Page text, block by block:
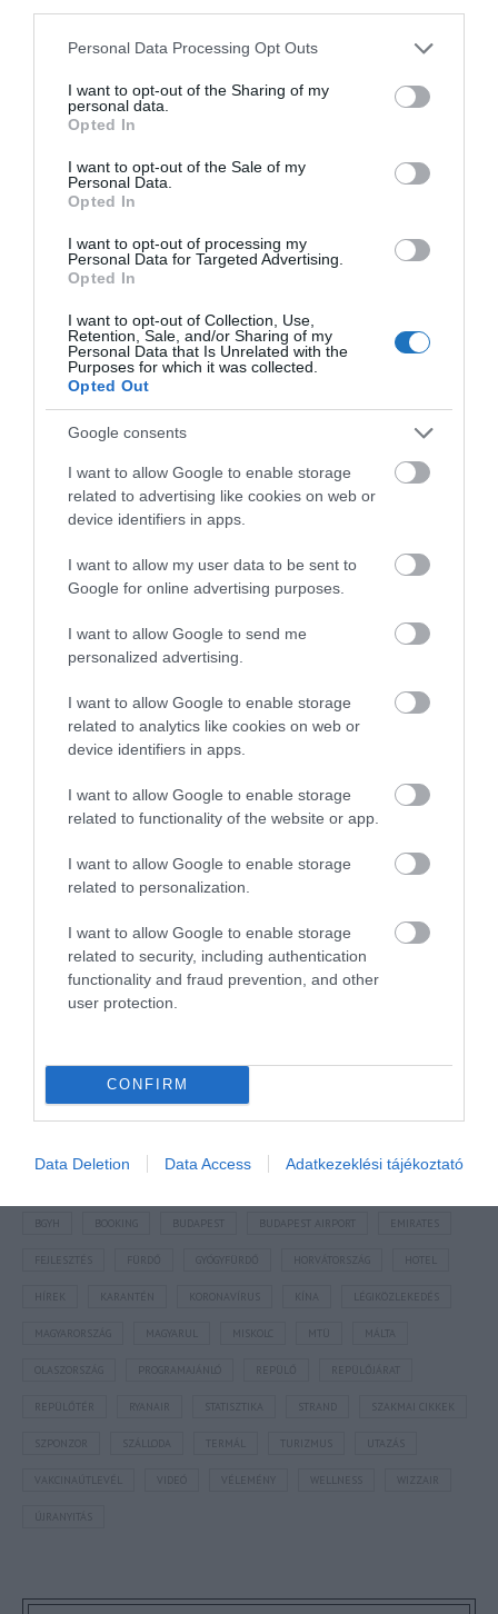
Please note that this website/app uses one or more Google
not limited to your visit or usage behaviour. You may click to
grant or deny consent to Google and its third-party tags to
use your data for below specified purposes in below Google
consent section.
Personal Data Processing Opt Outs
I want to opt-out of the Sharing of my
personal data.
Opted In
I want to opt-out of the Sale of my
Personal Data.
Opted In
I want to opt-out of processing my
Personal Data for Targeted Advertising.
Opted In
I want to opt-out of Collection, Use,
Retention, Sale, and/or Sharing of my
Personal Data that Is Unrelated with the
Purposes for which it was collected.
Opted Out
Google consents
I want to allow Google to enable storage
related to advertising like cookies on web or
device identifiers in apps.
I want to allow my user data to be sent to
Google for online advertising purposes.
I want to allow Google to send me
personalized advertising.
I want to allow Google to enable storage
related to analytics like cookies on web or
device identifiers in apps.
I want to allow Google to enable storage
related to functionality of the website or app.
I want to allow Google to enable storage
related to personalization.
I want to allow Google to enable storage
related to security, including authentication
functionality and fraud prevention, and other
user protection.
CONFIRM
Data Deletion Data Access Adatkezeklési tájékoztató
Érdekelnek az utazós hírek? Akkor Neked szól
Turizmus hírekFacebook csoport.
Ha útleírások, szállás vélemények érdekelnek, akkor
kifejezetten a gyógyfürdők érdekelnek, akkor
Fürdők, gyógyfürdők csoportot
Amennyiben hasznosnak és alaposnak találod az
oldal híreit, és módodban áll, köszönöm,
támogatod, hogy fennmaradjon.
Kérem nap végén az aznapi friss cikkeket!
HETI BÖLCSESSÉG
"Az ember, aki a tengert nézi, szerelemtől
sújtott gyerek." Jean-Michel Maulpoix
KÖZÖSSÉGÜNK TÉGED IS VÁR!
NÉZZ KÖRBE TÉMÁK SZERINT!
BUDAPEST BUDAPEST AIRPORT EMIRATES
FEJLESZTÉS HORVÁTORSZÁG HOTEL
KARANTÉN LÉGIKÖZLEKEDÉS
MAGYARORSZÁG MTÜ MÁLTA
OLASZORSZÁG REPÜLŐJÁRAT
REPÜLŐTÉR STATISZTIKA STRAND SZAKMAI CIKKEK
SZPONZOR SZÁLLODA TERMÁL TURIZMUS UTAZÁS
VAKCINAÚTLEVÉL WIZZAIR
ÚJRANYITÁS